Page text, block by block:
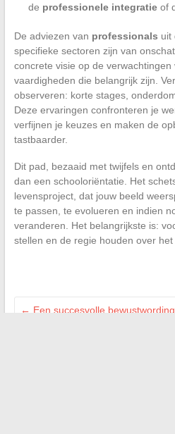
de professionele integratieof
De adviezen van professionals uit
specifieke sectoren zijn van
concrete visie op de
vaardigheden die belangrijk zijn.
observeren: korte stages,
Deze ervaringen confronteren je
verfijnen je keuzes en maken de
tastbaarder.
Dit pad, bezaaid met twijfels en
dan een schooloriëntatie. Het
levensproject, dat jouw beeld
te passen, te evolueren en indien
veranderen. Het belangrijkste is:
stellen en de regie houden over
← Een succesvolle